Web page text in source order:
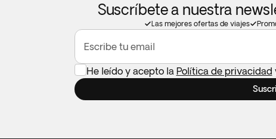
Suscríbete a nuestra
Las mejores ofertas de viajes
Escribe tu email
He leído y acepto la Política de privacidad